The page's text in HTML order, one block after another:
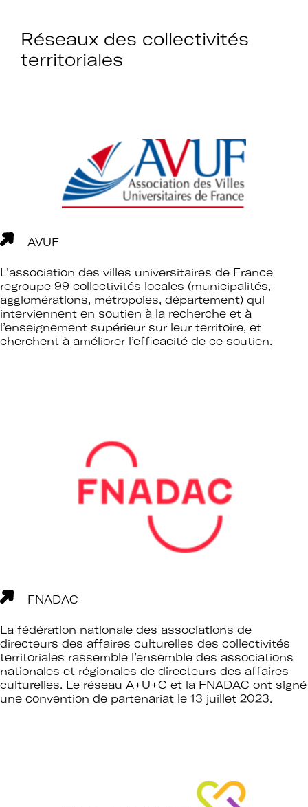
Espace
adhérent
Mot de passe
Se souvenir de
moi
Mot de passe oublié ?
Réseaux des collectivités
territoriales
AVUF
L'association des villes universitaires de France
regroupe 99 collectivités locales (municipalités,
agglomérations, métropoles, département) qui
interviennent en soutien à la recherche et à
l’enseignement supérieur sur leur territoire, et
cherchent à améliorer l’efficacité de ce soutien.
FNADAC
La fédération nationale des associations de
directeurs des affaires culturelles des collectivités
territoriales rassemble l’ensemble des associations
nationales et régionales de directeurs des affaires
culturelles. Le réseau A+U+C et la FNADAC ont signé
une convention de partenariat le 13 juillet 2023.